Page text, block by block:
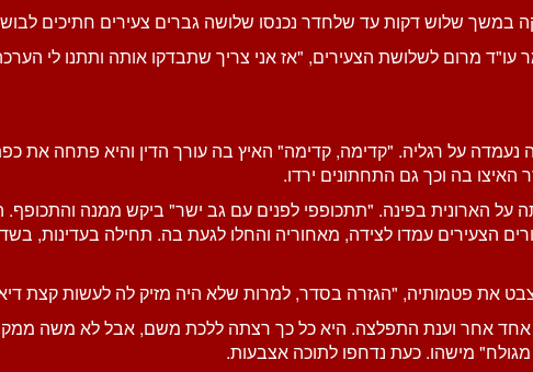
שלוש דקות עד שלחדר נכנסו שלושה גברים צעירים חתיכים
מרום לשלושת הצעירים, "אז אני צריך שתבדקו אותה ותתנו לי
נעמדה על רגליה. "קדימה, קדימה" האיץ בה עורך הדין והיא פתחה
בה וכך גם התחתונים ירדו.
על הארונית בפינה. "תתכופפי לפנים עם גב ישר" ביקש ממנה
הצעירים עמדו לצידה, מאחוריה והחלו לגעת בה. תחילה בעדינות,
את פטמותיה, "הגזרה בסדר, למרות שלא היה מזיק לה לעשות קצת
אחר וענת התפלצה. היא כל כך רצתה ללכת משם, אבל לא משה
מגולח" מישהו. כעת נדחפו לתוכה אצבעות.